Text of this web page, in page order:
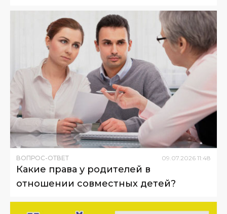
ВОПРОС-ОТВЕТ 09.07.2026 11:48
Какие права у родителей в
отношении совместных детей?